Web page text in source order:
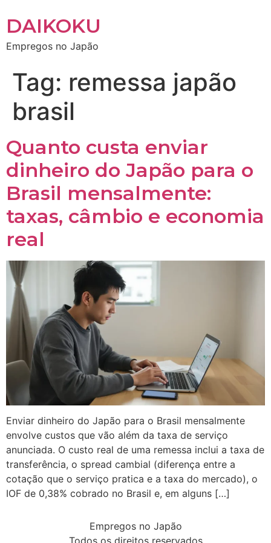
DAIKOKU
Empregos no Japão
Tag: remessa japão
brasil
Quanto custa enviar
dinheiro do Japão para o
Brasil mensalmente:
taxas, câmbio e economia
real
Enviar dinheiro do Japão para o Brasil mensalmente
envolve custos que vão além da taxa de serviço
anunciada. O custo real de uma remessa inclui a taxa de
transferência, o spread cambial (diferença entre a
cotação que o serviço pratica e a taxa do mercado), o
IOF de 0,38% cobrado no Brasil e, em alguns […]
Empregos no Japão